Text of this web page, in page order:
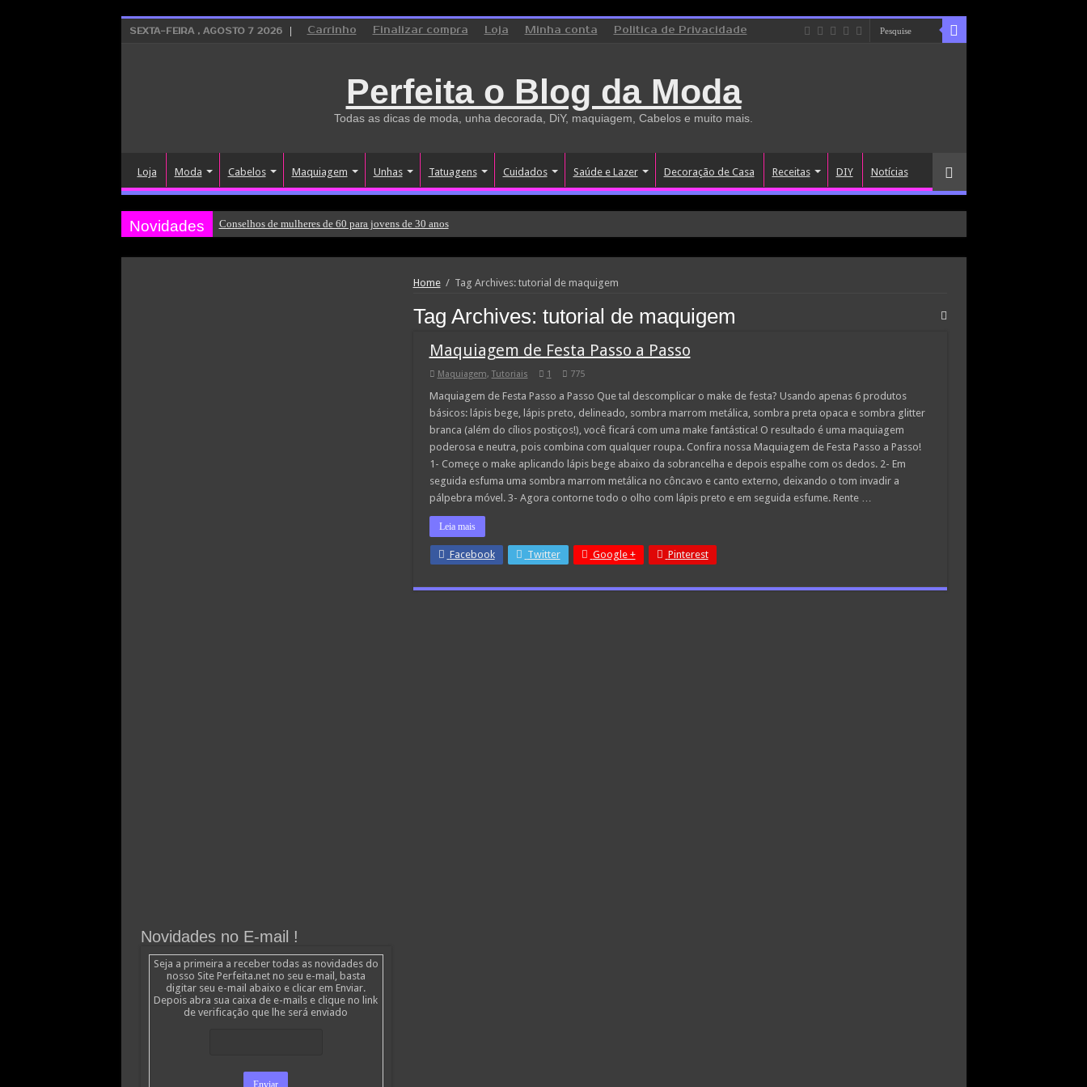
SEXTA-FEIRA , AGOSTO 7 2026 Carrinho Finalizar compra Loja Minha conta Politica de Privacidade
Perfeita o Blog da Moda
Todas as dicas de moda, unha decorada, DiY, maquiagem, Cabelos e muito mais.
Loja Moda Cabelos Maquiagem Unhas Tatuagens Cuidados Saúde e Lazer Decoração de Casa Receitas DIY Notícias
Novidades Conselhos de mulheres de 60 para jovens de 30 anos
Home / Tag Archives: tutorial de maquigem
Tag Archives: tutorial de maquigem
Maquiagem de Festa Passo a Passo
Maquiagem, Tutoriais 1 775
Maquiagem de Festa Passo a Passo Que tal descomplicar o make de festa? Usando apenas 6 produtos
básicos: lápis bege, lápis preto, delineado, sombra marrom metálica, sombra preta opaca e sombra glitter
branca (além do cílios postiços!), você ficará com uma make fantástica! O resultado é uma maquiagem
poderosa e neutra, pois combina com qualquer roupa. Confira nossa Maquiagem de Festa Passo a Passo!
1- Começe o make aplicando lápis bege abaixo da sobrancelha e depois espalhe com os dedos. 2- Em
seguida esfuma uma sombra marrom metálica no côncavo e canto externo, deixando o tom invadir a
pálpebra móvel. 3- Agora contorne todo o olho com lápis preto e em seguida esfume. Rente …
Leia mais
Facebook Twitter Google + Pinterest
Novidades no E-mail !
Seja a primeira a receber todas as novidades do
nosso Site Perfeita.net no seu e-mail, basta
digitar seu e-mail abaixo e clicar em Enviar.
Depois abra sua caixa de e-mails e clique no link
de verificação que lhe será enviado